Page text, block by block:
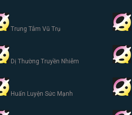
Trung Tâm Vũ Trụ
Dị Thường Truyền Nhiễm
Huấn Luyện Sức Mạnh